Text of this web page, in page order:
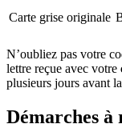
Carte grise originale
N’oubliez pas votre
lettre reçue avec votre
plusieurs jours avant la
Démarches à